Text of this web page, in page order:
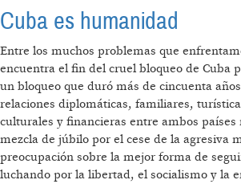
Cuba es humanidad
Entre los muchos problemas que
encuentra el fin del cruel bloqueo de Cuba
un bloqueo que duró más de cincuenta
relaciones diplomáticas, familiares,
culturales y financieras entre ambos países
mezcla de júbilo por el cese de la agresiva
preocupación sobre la mejor forma de
luchando por la libertad, el socialismo y la